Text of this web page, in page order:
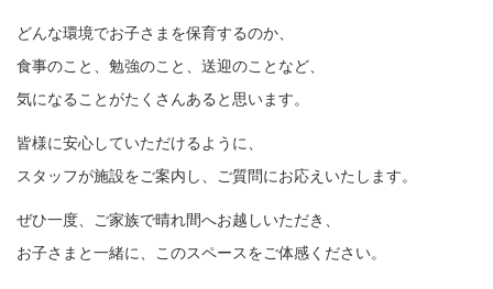
どんな環境でお子さまを保育するのか、
食事のこと、勉強のこと、送迎のことなど、
気になることがたくさんあると思います。
皆様に安心していただけるように、
スタッフが施設をご案内し、ご質問にお応えいたします。
ぜひ一度、ご家族で晴れ間へお越しいただき、
お子さまと一緒に、このスペースをご体感ください。